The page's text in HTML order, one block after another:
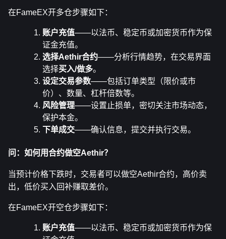
在FameEX开多仓步骤如下：
账户充值——以法币、稳定币或加密货币作为保
证金充值。
选择Aethir合约——分析行情趋势，在交易界面
选择买入/做多。
设定交易参数——包括订单类型（限价或市
价）、数量、杠杆倍数等。
风险管理——设置止损单，密切关注市场动态，
保护本金。
下单成交——确认信息，提交并执行交易。
问：如何用合约做空Aethir？
当预计价格下跌时，交易者可以做空Aethir合约，高价卖
出，低价买入回补赚取差价。
在FameEX开空仓步骤如下：
账户充值——以法币、稳定币或加密货币作为保